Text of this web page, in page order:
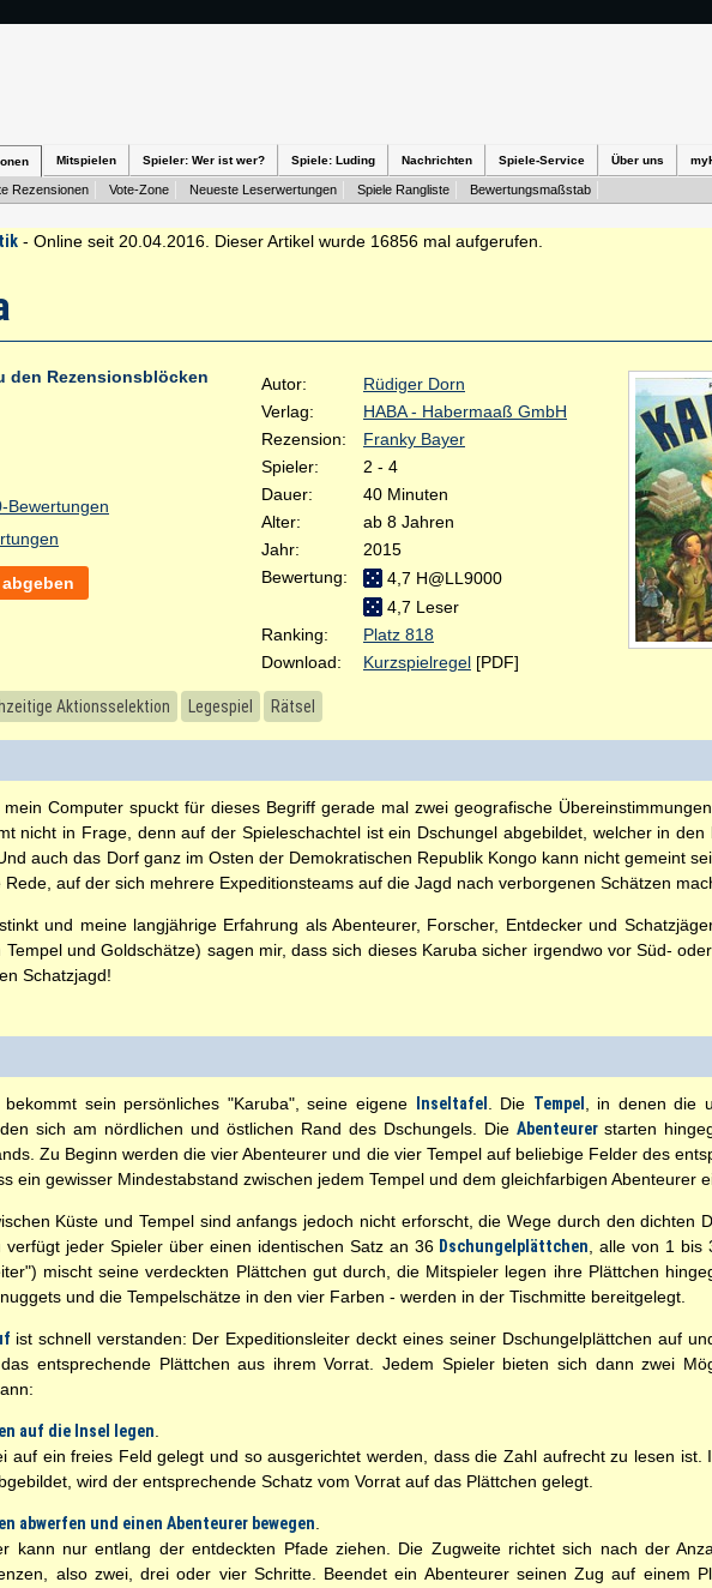
Mitspielen Spieler: Wer ist wer? Spiele: Luding Nachrichten Spiele-Service Über uns
Rezensionen Vote-Zone Neueste Leserwertungen Spiele Rangliste Bewertungsmaßstab
- Online seit 20.04.2016. Dieser Artikel wurde 16856 mal aufgerufen.
den Rezensionsblöcken
Bewertungen
Autor:
Rüdiger Dorn
Verlag:
HABA - Habermaaß GmbH
Rezension:
Franky Bayer
Spieler:
2 - 4
Dauer:
40 Minuten
Alter:
ab 8 Jahren
Jahr:
2015
Bewertung:
4,7 H@LL9000
4,7 Leser
Ranking:
Platz 818
Download:
Kurzspielregel [PDF]
Aktionsselektion Legespiel Rätsel
Computer spuckt für dieses Begriff gerade mal zwei geografische
nicht in Frage, denn auf der Spieleschachtel ist ein Dschungel abgebildet, welcher in
auch das Dorf ganz im Osten der Demokratischen Republik Kongo kann nicht gemeint
auf der sich mehrere Expeditionsteams auf die Jagd nach verborgenen Schätzen
und meine langjährige Erfahrung als Abenteurer, Forscher, Entdecker und
Tempel und Goldschätze) sagen mir, dass sich dieses Karuba sicher irgendwo vor Süd-
Schatzjagd!
sein persönliches "Karuba", seine eigene Inseltafel . Die Tempel
, in denen die
sich am nördlichen und östlichen Rand des Dschungels. Die Abenteurer starten
Zu Beginn werden die vier Abenteurer und die vier Tempel auf beliebige Felder des
ein gewisser Mindestabstand zwischen jedem Tempel und dem gleichfarbigen Abenteurer
Küste und Tempel sind anfangs jedoch nicht erforscht, die Wege durch den dichten
verfügt jeder Spieler über einen identischen Satz an 36 Dschungelplättchen , alle von 1
mischt seine verdeckten Plättchen gut durch, die Mitspieler legen ihre Plättchen
und die Tempelschätze in den vier Farben - werden in der Tischmitte bereitgelegt.
ist schnell verstanden: Der Expeditionsleiter deckt eines seiner Dschungelplättchen auf
entsprechende Plättchen aus ihrem Vorrat. Jedem Spieler bieten sich dann zwei
auf die Insel legen
auf ein freies Feld gelegt und so ausgerichtet werden, dass die Zahl aufrecht zu lesen ist.
wird der entsprechende Schatz vom Vorrat auf das Plättchen gelegt.
abwerfen und einen Abenteurer bewegen
kann nur entlang der entdeckten Pfade ziehen. Die Zugweite richtet sich nach der
also zwei, drei oder vier Schritte. Beendet ein Abenteurer seinen Zug auf einem